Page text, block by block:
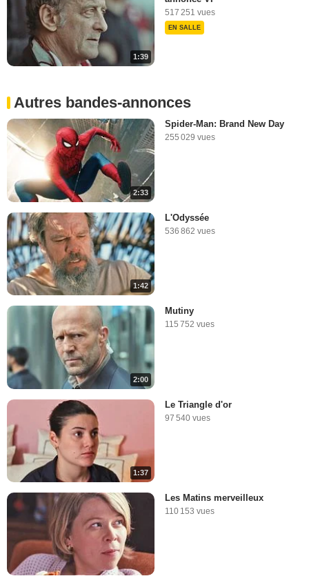
1:39
517 251 vues
EN SALLE
Autres bandes-annonces
2:33
Spider-Man: Brand New Day
255 029 vues
1:42
L'Odyssée
536 862 vues
2:00
Mutiny
115 752 vues
1:37
Le Triangle d'or
97 540 vues
Les Matins merveilleux
110 153 vues